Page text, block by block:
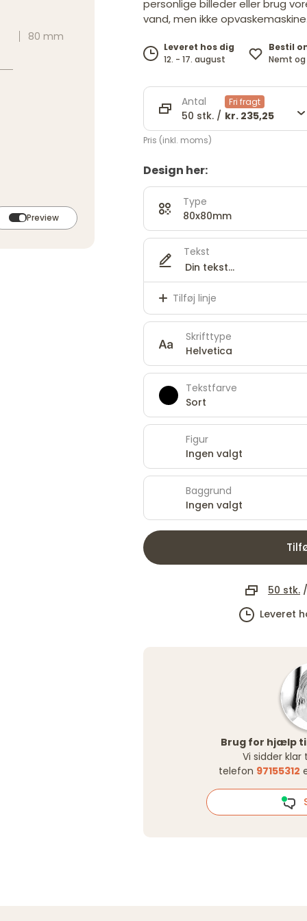
80 mm
Preview
personlige billeder eller brug
vand, men ikke
Leveret hos dig
12. - 17. august
Bestil
Nemt
Antal
50 stk. /
Fri fragt
kr. 235,25
Pris (inkl. moms)
Design her:
Type
80x80mm
Tekst
Tilføj linje
Skrifttype
Helvetica
Tekstfarve
Sort
Figur
Ingen valgt
Baggrund
Ingen valgt
50 stk.
Leveret
Brug for hjælp
Vi sidder
telefon 97155312